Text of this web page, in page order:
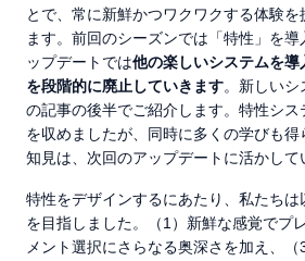
とで、常に新鮮かつワクワクする体験
ます。前回のシーズンでは「特性」を
ップデートでは他の楽しいシステムを導
を段階的に廃止していきます。新しいシ
の記事の後半でご紹介します。特性シ
を収めましたが、同時に多くの学びも
知見は、次回のアップデートに活かして
特性をデザインするにあたり、私たち
を目指しました。（1）新鮮な感覚でプ
メント選択にさらなる奥深さを加え、